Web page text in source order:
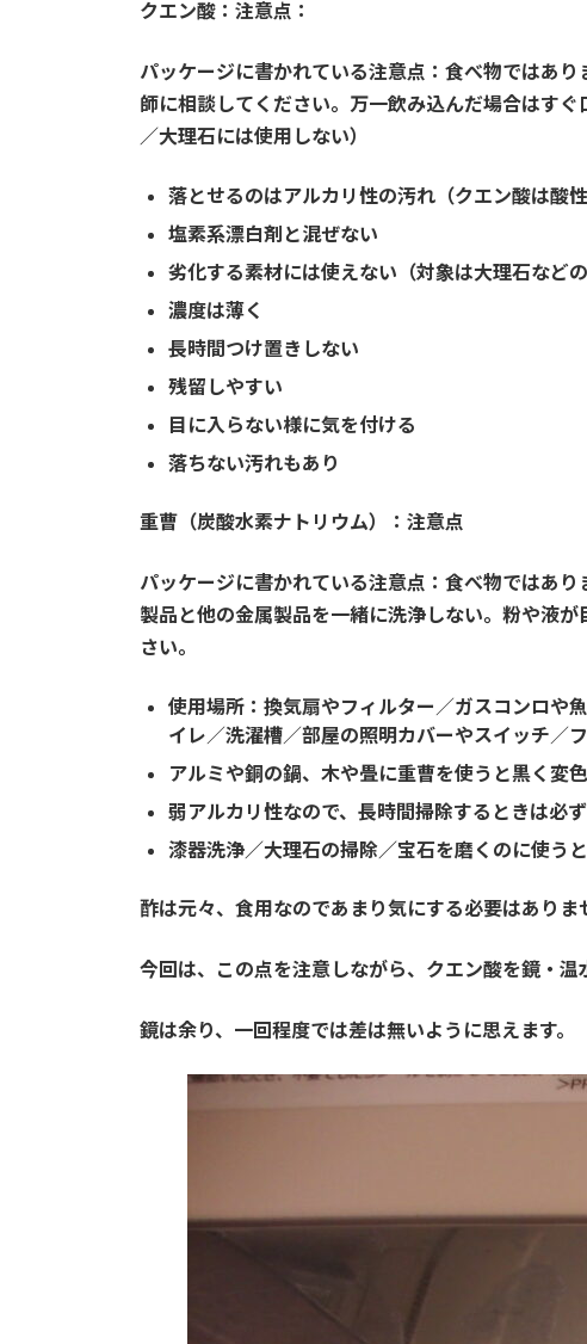
クエン酸：注意点：
パッケージに書かれている注意点：食べ物ではあ
師に相談してください。万一飲み込んだ場合はす
／大理石には使用しない）
落とせるのはアルカリ性の汚れ（クエン酸は酸性
塩素系漂白剤と混ぜない
劣化する素材には使えない（対象は大理石など
濃度は薄く
長時間つけ置きしない
残留しやすい
目に入らない様に気を付ける
落ちない汚れもあり
重曹（炭酸水素ナトリウム）：注意点
パッケージに書かれている注意点：食べ物ではあ
製品と他の金属製品を一緒に洗浄しない。粉や液
さい。
使用場所：換気扇やフィルター ／ガスコンロや
イレ／洗濯槽／部屋の照明カバーやスイッチ／
アルミや銅の鍋、木や畳に重曹を使うと黒く変
弱アルカリ性なので、長時間掃除するときは必
漆器洗浄／大理石の掃除／宝石を磨くのに使う
酢は元々、食用なのであまり気にする必要はありま
今回は、この点を注意しながら、クエン酸を鏡・温
鏡は余り、一回程度では差は無いように思えます。